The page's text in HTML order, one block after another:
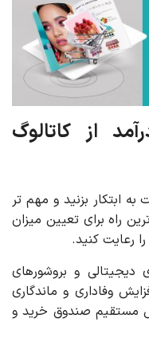
از کاتالوگ
ابتکار بزنید و مهم تر
راه برای تعیین میزان
رعایت کنید.
و بروشورهای
وفاداری و ماندگاری
مستقیم صندوق خرید و